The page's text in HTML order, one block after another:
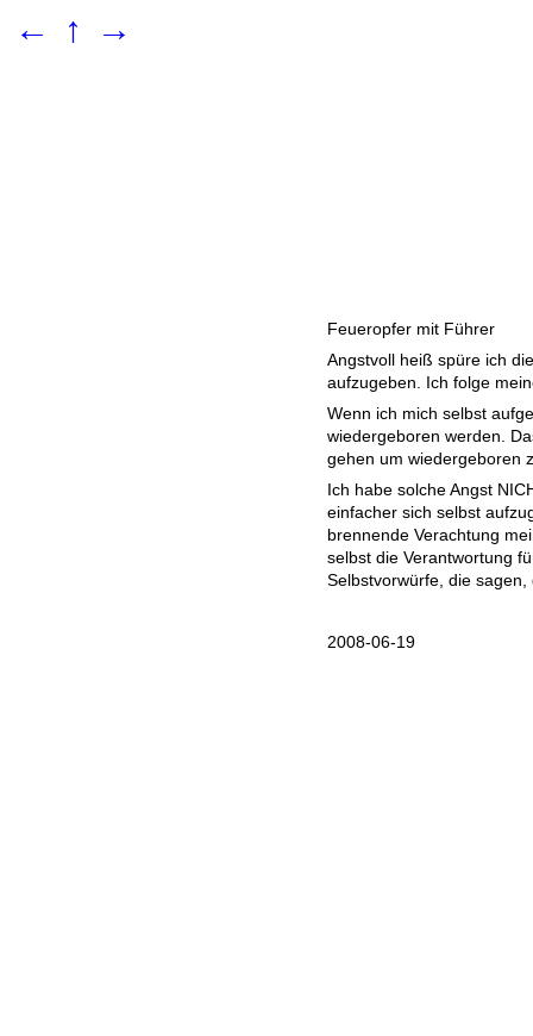
← ↑ →
Feueropfer mit Führer
Angstvoll heiß spüre ich
aufzugeben. Ich folge
Wenn ich mich selbst
wiedergeboren werden.
gehen um wiedergeboren
Ich habe solche Angst
einfacher sich selbst
brennende Verachtung
selbst die Verantwortung
Selbstvorwürfe, die
2008-06-19